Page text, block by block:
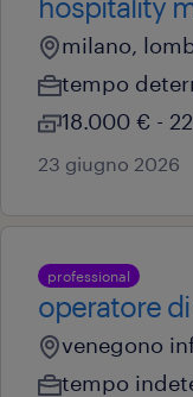
milano,
tempo
18.000 € -
23 giugno 2026
professional
operatore
venegono
tempo